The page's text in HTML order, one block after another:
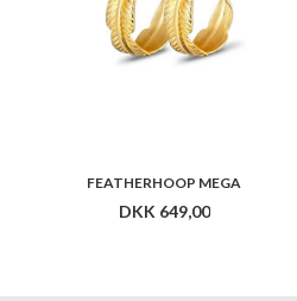
FEATHERHOOP MEGA
DKK 649,00